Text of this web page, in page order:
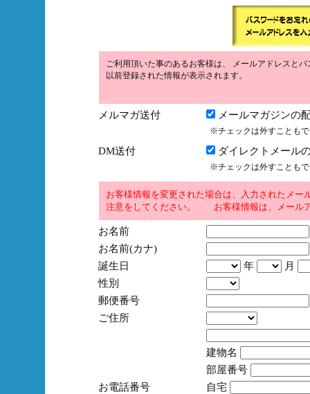
ご利用頂いた事のあるお客様は、 メールアドレスと
以前登録された情報が表示されます。
メルマガ送付 メールマガジンの
※チェックは外すことも
DM送付 ダイレクトメール
※チェックは外すことも
お客様情報を変更された場合は、入力されたメ
注意をしてください。 お客様情報は、メール
お名前
お名前(カナ)
誕生日
年
月
性別
郵便番号
ご住所
建物名
部屋番号
お電話番号
自宅